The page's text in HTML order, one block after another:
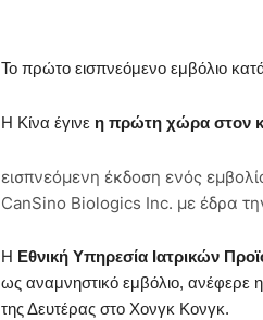
Το πρώτο εισπνεόμενο εμβόλιο
Η Κίνα έγινε η πρώτη χώρα στον
εισπνεόμενη έκδοση ενός
CanSino Biologics Inc. με έδρα
Η Εθνική Υπηρεσία Ιατρικών
ως αναμνηστικό εμβόλιο, ανέφερε η
της Δευτέρας στο Χονγκ Κονγκ.